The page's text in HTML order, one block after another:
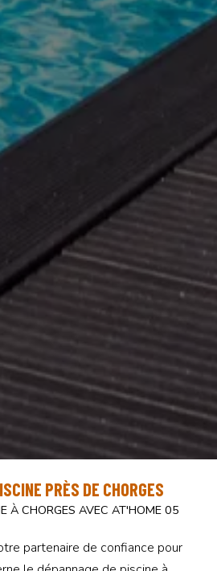
PRÈS DE CHORGES
À CHORGES AVEC AT'HOME 05
partenaire de confiance pour